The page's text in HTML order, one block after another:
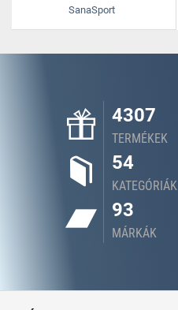
SanaSport
4307
TERMÉKEK
54
KATEGÓRIÁK
93
MÁRKÁK